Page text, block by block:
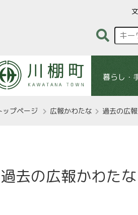
暮らし・
ップページ 広報かわたな 過去の広
過去の広報かわたな